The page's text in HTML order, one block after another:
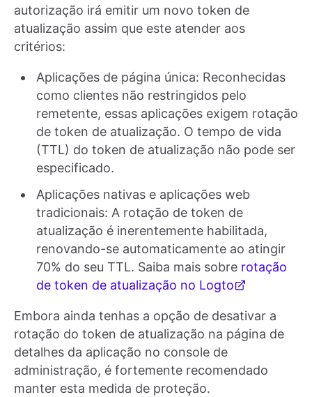
autorização irá emitir um novo token de
atualização assim que este atender aos
critérios:
Aplicações de página única: Reconhecidas
como clientes não restringidos pelo
remetente, essas aplicações exigem rotação
de token de atualização. O tempo de vida
(TTL) do token de atualização não pode ser
especificado.
Aplicações nativas e aplicações web
tradicionais: A rotação de token de
atualização é inerentemente habilitada,
renovando-se automaticamente ao atingir
70% do seu TTL. Saiba mais sobre rotação
de token de atualização no Logto
Embora ainda tenhas a opção de desativar a
rotação do token de atualização na página de
detalhes da aplicação no console de
administração, é fortemente recomendado
manter esta medida de proteção.